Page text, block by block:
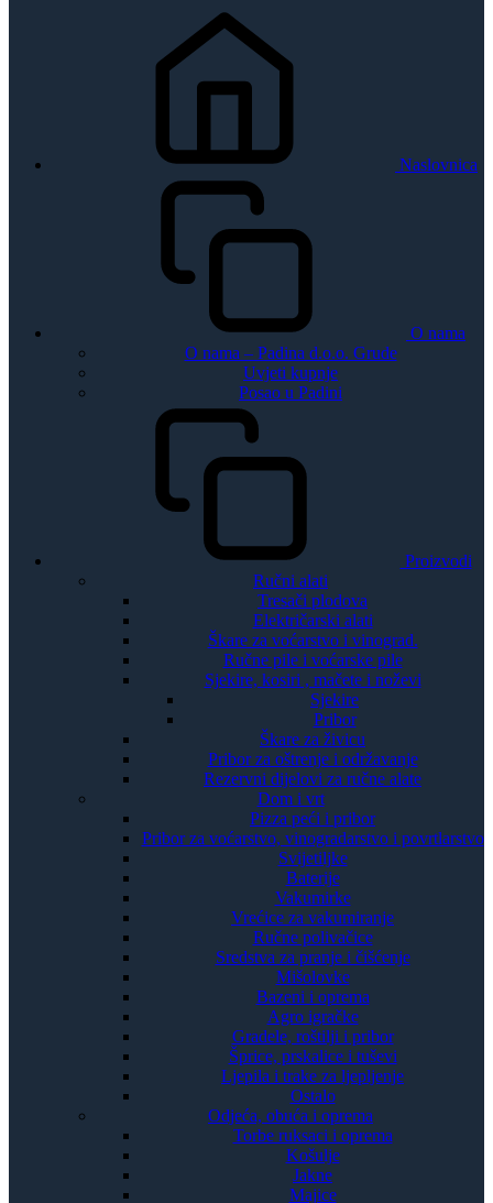
Naslovnica
O nama
O nama – Padina d.o.o. Grude
Uvjeti kupnje
Posao u Padini
Proizvodi
Ručni alati
Tresači plodova
Električarski alati
Škare za voćarstvo i vinograd.
Ručne pile i voćarske pile
Sjekire, kosiri , mačete i noževi
Sjekire
Pribor
Škare za živicu
Pribor za oštrenje i održavanje
Rezervni dijelovi za ručne alate
Dom i vrt
Pizza peći i pribor
Pribor za voćarstvo, vinogradarstvo i povrtlarstvo
Svijetiljke
Baterije
Vakumirke
Vrećice za vakumiranje
Ručne polivačice
Sredstva za pranje i čišćenje
Mišolovke
Bazeni i oprema
Agro igračke
Gradele, roštilji i pribor
Šprice, prskalice i tuševi
Ljepila i trake za ljepljenje
Ostalo
Odjeća, obuća i oprema
Torbe ruksaci i oprema
Košulje
Jakne
Majice